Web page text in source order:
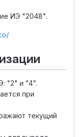
ИЭ "2048".
"2" и "4".
при
текущий